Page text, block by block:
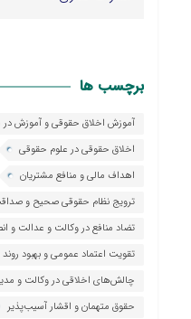
برچسب ها
آموزش اخلاق حقوقی و آموزش
اخلاق حقوقی در علوم حقوقی
اهداف مالی و منافع مشتریان
ترویج نظام حقوقی صحیح و
تضاد منافع در وکالت و عدالت و
تقویت اعتماد عمومی و بهبود
چالش‌های اخلاقی در وکالت و
حقوق متهمان و اقشار آسیب‌پذیر